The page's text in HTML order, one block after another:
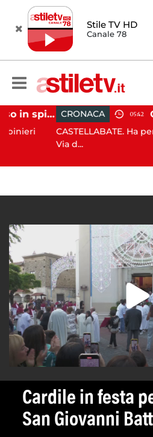
Stile TV HD
Canale 78
Ischia, pusher sorpreso in spiaggia da carabinieri in Vespa CRONACA 05:42
CASTELLABATE. Ha
Via d...
Cardile in festa
San Giovanni